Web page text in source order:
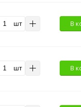
шт В
шт В